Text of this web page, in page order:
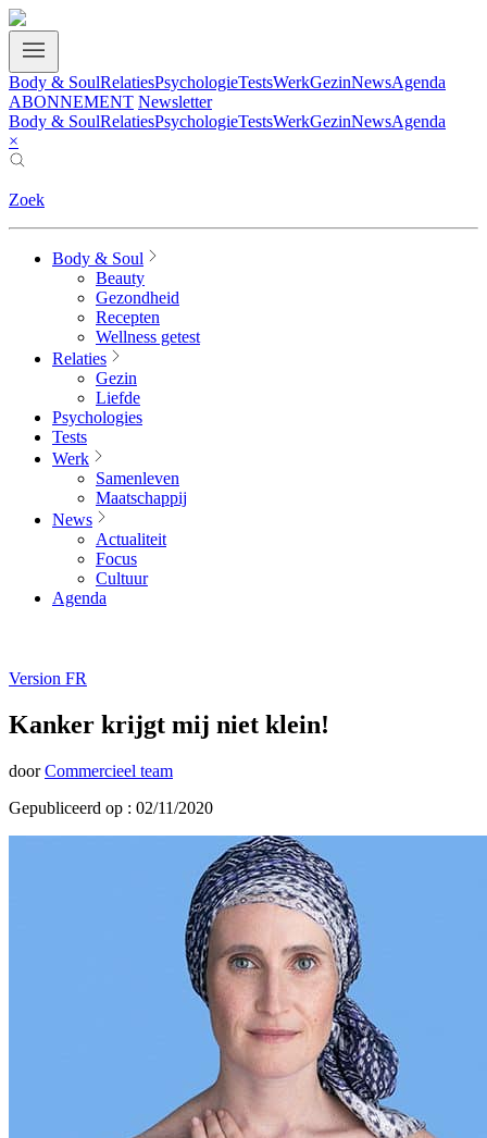
Body & SoulRelatiesPsychologieTestsWerkGezinNewsAgenda
ABONNEMENT Newsletter
Body & SoulRelatiesPsychologieTestsWerkGezinNewsAgenda
×
Zoek
Body & Soul
Beauty
Gezondheid
Recepten
Wellness getest
Relaties
Gezin
Liefde
Psychologies
Tests
Werk
Samenleven
Maatschappij
News
Actualiteit
Focus
Cultuur
Agenda
Version FR
Kanker krijgt mij niet klein!
door Commercieel team
Gepubliceerd op : 02/11/2020